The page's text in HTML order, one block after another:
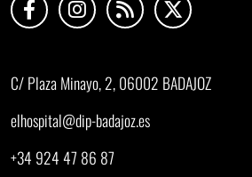
C/ Plaza Minayo, 2, 06002 BADAJOZ
elhospital@dip-badajoz.es
+34 924 47 86 87